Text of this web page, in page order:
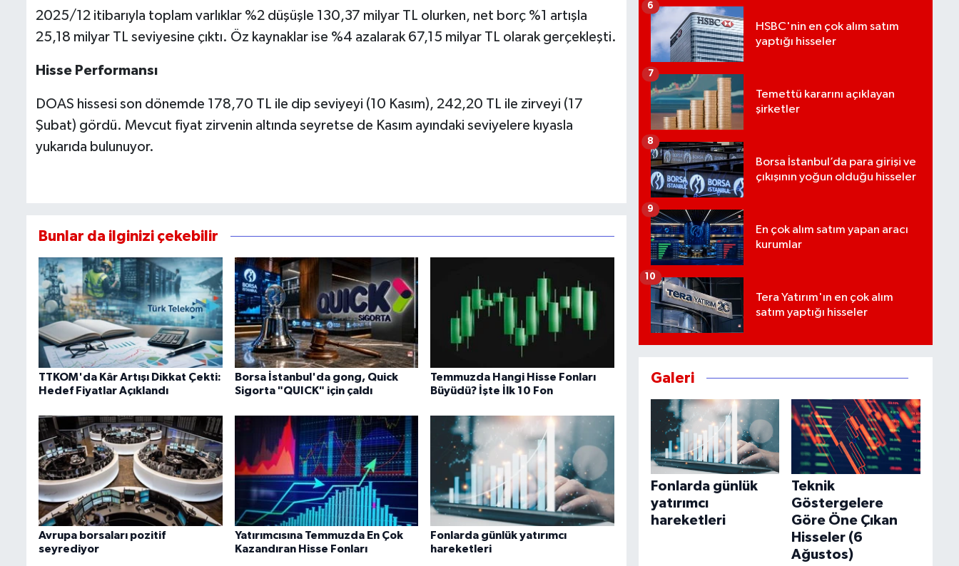
2025/12 itibarıyla toplam varlıklar %2 düşüşle 130,37 milyar TL olurken, net borç %1 artışla
25,18 milyar TL seviyesine çıktı. Öz kaynaklar ise %4 azalarak 67,15 milyar TL olarak gerçekleşti.
Hisse Performansı
DOAS hissesi son dönemde 178,70 TL ile dip seviyeyi (10 Kasım), 242,20 TL ile zirveyi (17
Şubat) gördü. Mevcut fiyat zirvenin altında seyretse de Kasım ayındaki seviyelere kıyasla
yukarıda bulunuyor.
Bunlar da ilginizi çekebilir
TTKOM'da Kâr Artışı Dikkat Çekti:
Hedef Fiyatlar Açıklandı
Borsa İstanbul'da gong, Quick
Sigorta "QUICK" için çaldı
Temmuzda Hangi Hisse Fonları
Büyüdü? İşte İlk 10 Fon
Avrupa borsaları pozitif
seyrediyor
Yatırımcısına Temmuzda En Çok
Kazandıran Hisse Fonları
Fonlarda günlük yatırımcı
hareketleri
HSBC'nin en çok alım satım
yaptığı hisseler
6
Temettü kararını açıklayan
şirketler
7
Borsa İstanbul’da para girişi ve
çıkışının yoğun olduğu hisseler
8
En çok alım satım yapan aracı
kurumlar
9
Tera Yatırım'ın en çok alım
satım yaptığı hisseler
10
Galeri
Fonlarda günlük
yatırımcı
hareketleri
Teknik
Göstergelere
Göre Öne Çıkan
Hisseler (6
Ağustos)